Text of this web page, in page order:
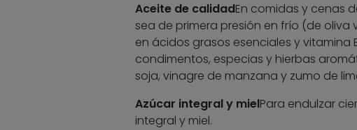
Aceite de calidadEn comidas y cenas
sea de primera presión en frío (de oliva
en ácidos grasos esenciales y vitamina
condimentos, especias y hierbas
soja, vinagre de manzana y zumo de
Azúcar integral y mielPara endulzar
integral y miel.